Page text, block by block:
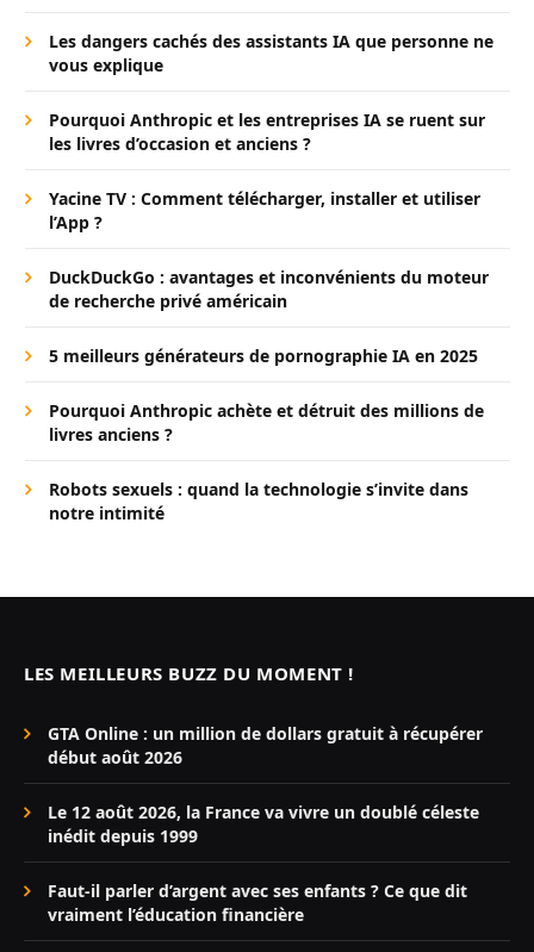
Les dangers cachés des assistants IA que personne ne
vous explique
Pourquoi Anthropic et les entreprises IA se ruent sur
les livres d’occasion et anciens ?
Yacine TV : Comment télécharger, installer et utiliser
l’App ?
DuckDuckGo : avantages et inconvénients du moteur
de recherche privé américain
5 meilleurs générateurs de pornographie IA en 2025
Pourquoi Anthropic achète et détruit des millions de
livres anciens ?
Robots sexuels : quand la technologie s’invite dans
notre intimité
LES MEILLEURS BUZZ DU MOMENT !
GTA Online : un million de dollars gratuit à récupérer
début août 2026
Le 12 août 2026, la France va vivre un doublé céleste
inédit depuis 1999
Faut-il parler d’argent avec ses enfants ? Ce que dit
vraiment l’éducation financière